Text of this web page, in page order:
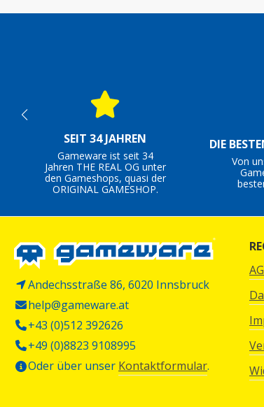
SEIT 34 JAHREN
Gameware ist seit 34
Jahren THE REAL OG unter
den Gameshops, quasi der
ORIGINAL GAMESHOP.
DIE
Von
Andechsstraße 86, 6020 Innsbruck
help@gameware.at
+43 (0)512 392626
+49 (0)8823 9108995
Oder über unser Kontaktformular.